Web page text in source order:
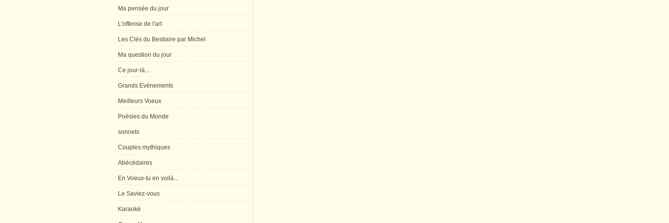
Ma pensée du jour
L'offense de l'art
Les Clés du Bestiaire par Michel
Ma question du jour
Ce jour-là...
Grands Evénements
Meilleurs Voeux
Poésies du Monde
sonnets
Couples mythiques
Abécédaires
En Voeux-tu en voilà...
Le Saviez-vous
Karaoké